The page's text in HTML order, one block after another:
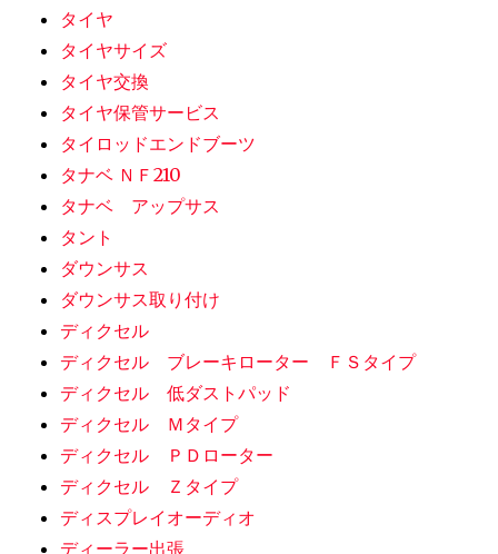
タイヤ
タイヤサイズ
タイヤ交換
タイヤ保管サービス
タイロッドエンドブーツ
タナベ ＮＦ210
タナベ アップサス
タント
ダウンサス
ダウンサス取り付け
ディクセル
ディクセル ブレーキローター ＦＳタイプ
ディクセル 低ダストパッド
ディクセル Ｍタイプ
ディクセル ＰＤローター
ディクセル Ｚタイプ
ディスプレイオーディオ
ディーラー出張